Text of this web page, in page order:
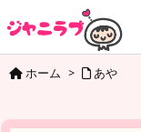
ホーム > あや